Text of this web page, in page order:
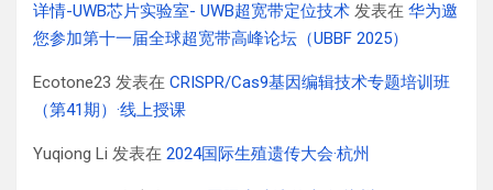
详情-UWB芯片实验室- UWB超宽带定位技术 发表在 华为邀
您参加第十一届全球超宽带高峰论坛（UBBF 2025）
Ecotone23 发表在 CRISPR/Cas9基因编辑技术专题培训班
（第41期）·线上授课
Yuqiong Li 发表在 2024国际生殖遗传大会·杭州